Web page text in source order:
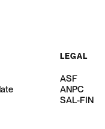
LEGAL
ASF
ANPC
SAL-FIN